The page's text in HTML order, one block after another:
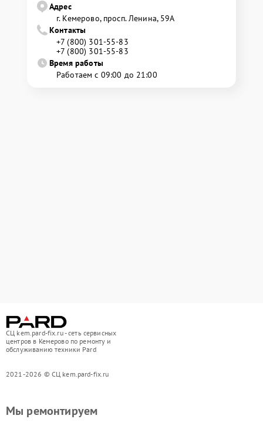
Адрес
г. Кемерово, просп. Ленина, 59А
Контакты
+7 (800) 301-55-83
+7 (800) 301-55-83
Время работы
Работаем с 09:00 до 21:00
СЦ kem.pard-fix.ru - сеть сервисных
центров в Кемерово по ремонту и
обслуживанию техники Pard
2021-2026 © СЦ kem.pard-fix.ru
Мы ремонтируем